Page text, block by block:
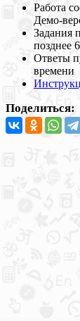
Работа
Демо-
Задания
позднее
Ответы
времени
Поделиться: